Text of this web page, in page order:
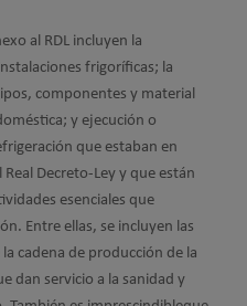
al RDL incluyen la
frigoríficas; la
componentes y material
y ejecución o
que estaban en
Decreto-Ley y que están
esenciales que
Entre ellas, se incluyen las
cadena de producción de la
dan servicio a la sanidad y